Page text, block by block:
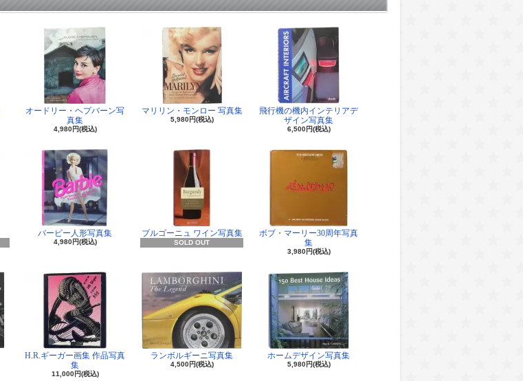
オードリー・ヘプバーン写
真集
4,980円(税込)
マリリン・モンロー 写真集
5,980円(税込)
飛行機の機内インテリアデ
ザイン写真集
6,500円(税込)
バービー人形写真集
4,980円(税込)
ブルゴーニュ ワイン写真集
SOLD OUT
ボブ・マーリー30周年写真
集
3,980円(税込)
H.R.ギーガー画集 作品写真
集
11,000円(税込)
ランボルギーニ写真集
4,500円(税込)
ホームデザイン写真集
5,980円(税込)